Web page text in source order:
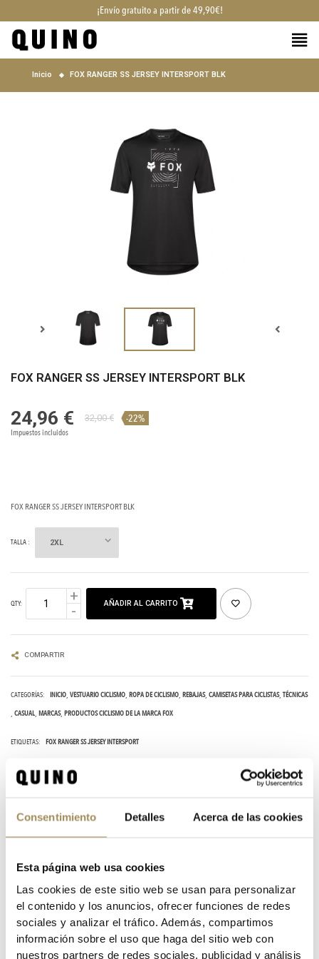
Consentimiento Detalles Acerca de las cookies
Esta página web usa cookies
Las cookies de este sitio web se usan para personalizar
el contenido y los anuncios, ofrecer funciones de redes
sociales y analizar el tráfico. Además, compartimos
información sobre el uso que haga del sitio web con
nuestros partners de redes sociales, publicidad y análisis
¡Envío gratuito a partir de 49,90€!
Inicio FOX RANGER SS JERSEY INTERSPORT BLK
FOX RANGER SS JERSEY INTERSPORT BLK
24,96 € 32,00 € -22%
Impuestos incluidos
FOX RANGER SS JERSEY INTERSPORT BLK
TALLA :
QTY: AÑADIR AL CARRITO
COMPARTIR
CATEGORÍAS: INICIO VESTUARIO CICLISMO ROPA DE CICLISMO REBAJAS CAMISETAS PARA CICLISTAS TÉCNICAS
CASUAL MARCAS PRODUCTOS CICLISMO DE LA MARCA FOX
ETIQUETAS: FOX RANGER SS JERSEY INTERSPORT
DESCRIPCIÓN
Rendimiento técnico que funciona sobre y fuera de la bicicleta
La camiseta Ranger Intersport, con todo el rendimiento del tejido técnico pero con
sales a a la montaña. Fabricada con tejidos TruDri® diseñados para absorber el
sudor de tu cuerpo mientras montas, esta camiseta de rendimiento queda genial
tanto sobre como fuera de la bicicleta. Está diseñada específicamente para
adaptarse a una bicicleta de montaña e incluye un panel trasero más largo para
brindar cobertura mientras montas.
CARACTERÍSTICAS